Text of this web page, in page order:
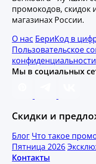
промокодов, скидок
магазинах России.
О нас БериКод в
Пользовательское
конфиденциальности
Мы в социальных
Скидки и
Блог Что такое
Пятница 2026
Контакты